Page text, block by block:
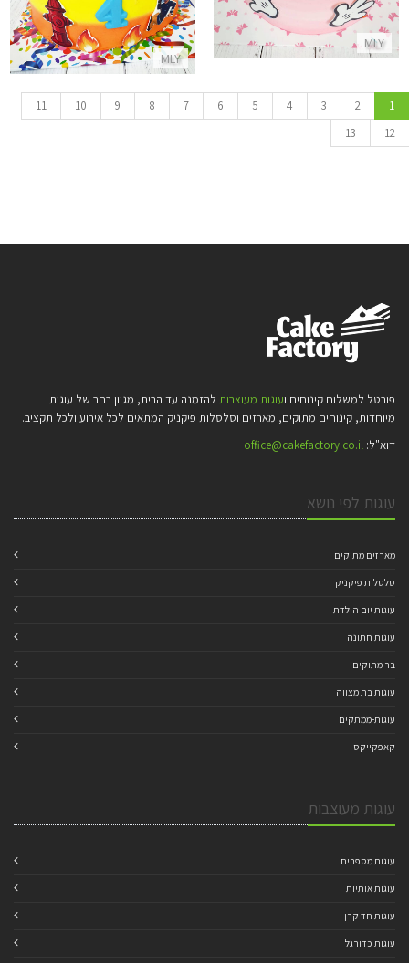
MLY
MLY
1
2
3
4
5
6
7
8
9
10
11
12
13
פורטל למשלוח קינוחים ועוגות מעוצבות להזמנה עד הבית, מגוון רחב של עוגות
מיוחדות, קינוחים מתוקים, מארזים וסלסלות פיקניק המתאים לכל אירוע ולכל תקציב.
דוא"ל: office@cakefactory.co.il
עוגות לפי נושא
מארזים מתוקים
סלסלות פיקניק
עוגות יום הולדת
עוגות חתונה
בר מתוקים
עוגות בת מצווה
עוגות-ממתקים
קאפקייקס
עוגות מעוצבות
עוגות מספרים
עוגות אותיות
עוגות חד קרן
עוגות כדורגל